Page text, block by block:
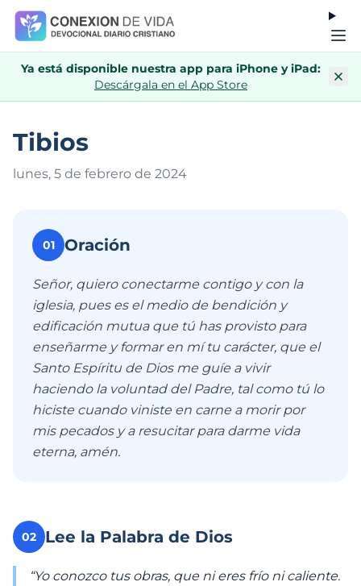
Ya está disponible nuestra app para iPhone y iPad:
Descárgala en el App Store
Tibios
lunes, 5 de febrero de 2024
01 Oración
Señor, quiero conectarme contigo y con la
iglesia, pues es el medio de bendición y
edificación mutua que tú has provisto para
enseñarme y formar en mí tu carácter, que el
Santo Espíritu de Dios me guíe a vivir
haciendo la voluntad del Padre, tal como tú lo
hiciste cuando viniste en carne a morir por
mis pecados y a resucitar para darme vida
eterna, amén.
02 Lee la Palabra de Dios
“Yo conozco tus obras, que ni eres frío ni caliente.